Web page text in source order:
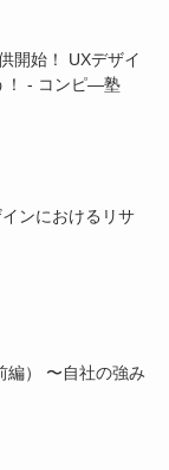
開始！ UXデザイ
！ - コンピ―塾
編） 〜⾃社の強み